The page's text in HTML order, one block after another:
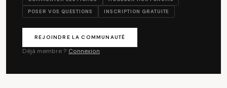
POSER VOS QUESTIONS
INSCRIPTION GRATUITE
REJOINDRE LA COMMUNAUTÉ
Déjà membre ? Connexion